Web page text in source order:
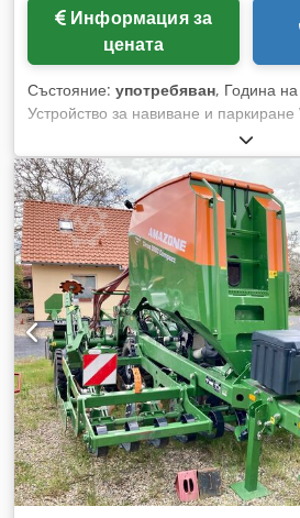
Информация за
цената
Състояние: употребяван, Година
Устройство за навиване и
завъртащо се, AutoTS двустранно /
рамка L, сензор за наклон за
EasyCheck постелки, 16 бр. /
осветление, покривен ролков
за разпръскване TS Csdpforxr Uyjx